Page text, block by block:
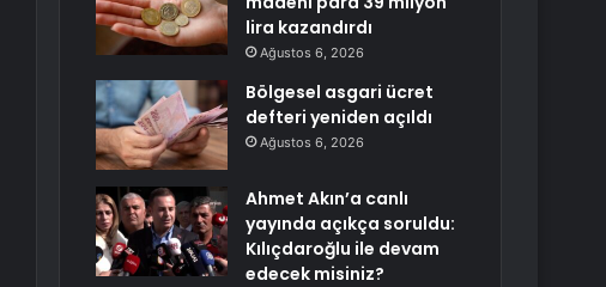
lira kazandırdı
Ağustos 6, 2026
Bölgesel asgari ücret
defteri yeniden açıldı
Ağustos 6, 2026
Ahmet Akın’a canlı
yayında açıkça soruldu:
Kılıçdaroğlu ile devam
edecek misiniz?